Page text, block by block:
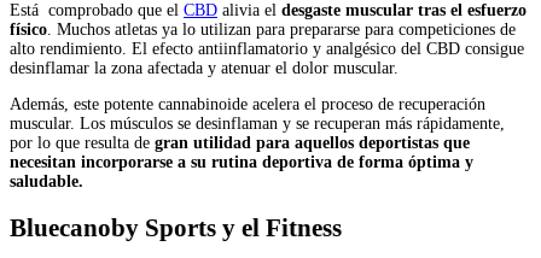
Está comprobado que el CBD alivia el desgaste muscular tras el esfuerzo
físico. Muchos atletas ya lo utilizan para prepararse para competiciones de
alto rendimiento. El efecto antiinflamatorio y analgésico del CBD consigue
desinflamar la zona afectada y atenuar el dolor muscular.
Además, este potente cannabinoide acelera el proceso de recuperación
muscular. Los músculos se desinflaman y se recuperan más rápidamente,
por lo que resulta de gran utilidad para aquellos deportistas que
necesitan incorporarse a su rutina deportiva de forma óptima y
saludable.
Bluecanoby Sports y el Fitness